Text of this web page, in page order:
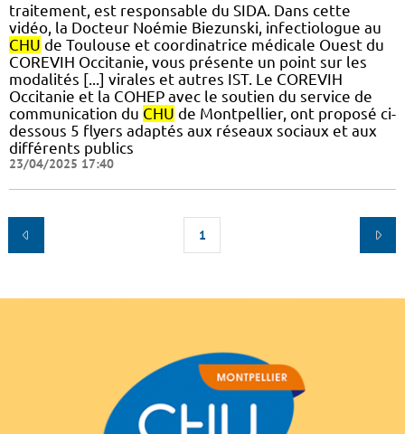
traitement, est responsable du SIDA. Dans cette
vidéo, la Docteur Noémie Biezunski, infectiologue au
CHU de Toulouse et coordinatrice médicale Ouest du
COREVIH Occitanie, vous présente un point sur les
modalités [...] virales et autres IST. Le COREVIH
Occitanie et la COHEP avec le soutien du service de
communication du CHU de Montpellier, ont proposé ci-
dessous 5 flyers adaptés aux réseaux sociaux et aux
différents publics
23/04/2025 17:40
1